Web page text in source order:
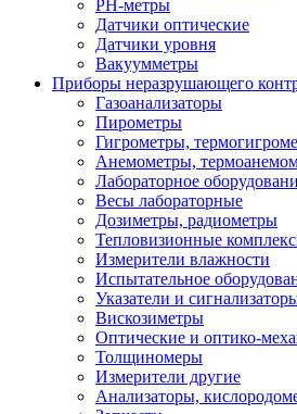
PH-метры
Датчики оптические
Датчики уровня
Вакуумметры
Приборы неразрушающего
Газоанализаторы
Пирометры
Гигрометры,
Анемометры,
Лабораторное
Весы лабораторные
Дозиметры, радиометры
Тепловизионные
Измерители влажности
Испытательное
Указатели и
Вискозиметры
Оптические и оптико-
Толщиномеры
Измерители другие
Анализаторы,